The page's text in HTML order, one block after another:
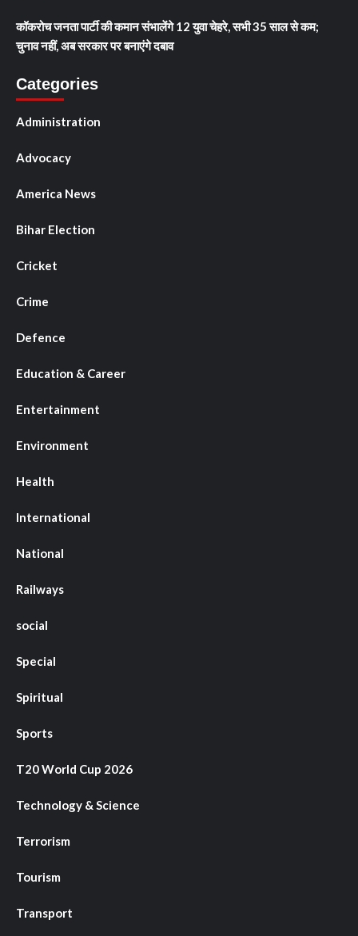
कॉकरोच जनता पार्टी की कमान संभालेंगे 12 युवा चेहरे, सभी 35 साल से कम;
चुनाव नहीं, अब सरकार पर बनाएंगे दबाव
Categories
Administration
Advocacy
America News
Bihar Election
Cricket
Crime
Defence
Education & Career
Entertainment
Environment
Health
International
National
Railways
social
Special
Spiritual
Sports
T20 World Cup 2026
Technology & Science
Terrorism
Tourism
Transport